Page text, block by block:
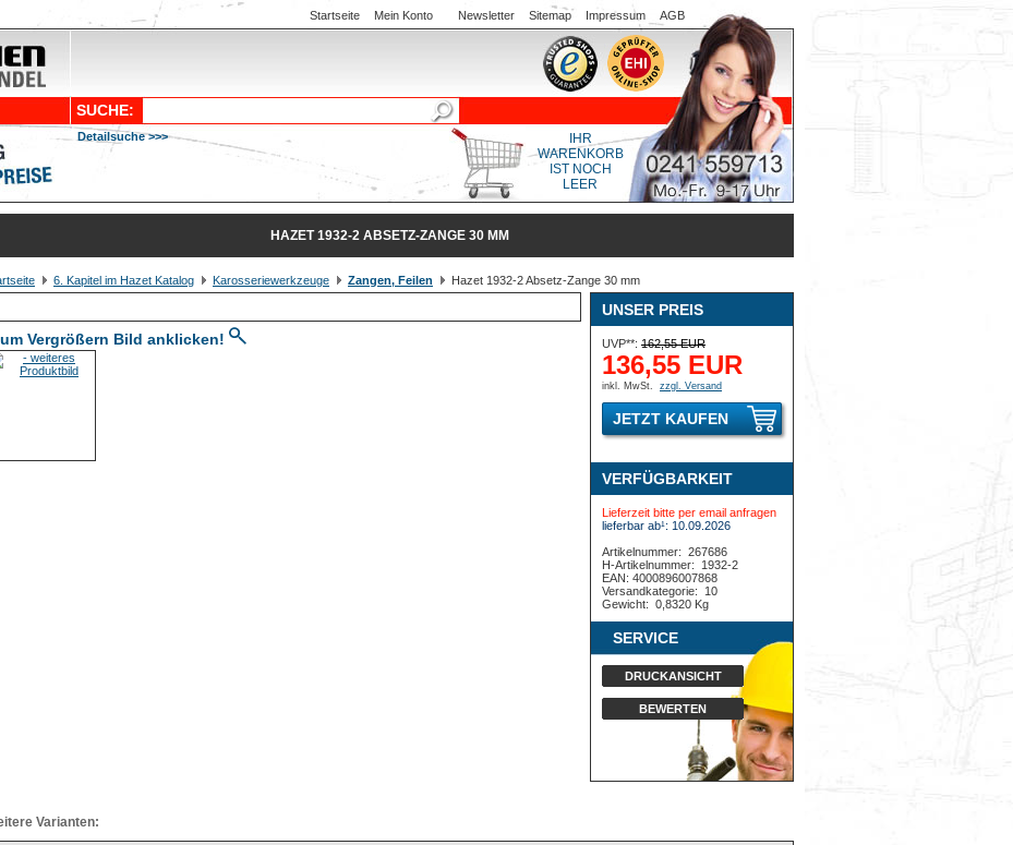
Startseite Mein Konto Newsletter Sitemap Impressum AGB
SUCHE:
Detailsuche >>>
IHR
WARENKORB
IST NOCH
LEER
HAZET 1932-2 ABSETZ-ZANGE 30 MM
6. Kapitel im Hazet Katalog Karosseriewerkzeuge Zangen, Feilen Hazet 1932-2 Absetz-Zange 30 mm
Vergrößern Bild anklicken!
UNSER PREIS
UVP**: 162,55 EUR
136,55 EUR
inkl. MwSt. zzgl. Versand
JETZT KAUFEN
VERFÜGBARKEIT
Lieferzeit bitte per email anfragen
lieferbar ab¹: 10.09.2026
Artikelnummer: 267686
H-Artikelnummer:
1932-2
EAN: 4000896007868
Versandkategorie:
10
Gewicht: 0,8320 Kg
SERVICE
DRUCKANSICHT
BEWERTEN
Varianten: